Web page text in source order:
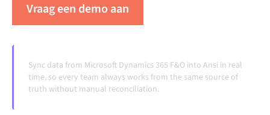
Vraag een demo aan
Sync data from Microsoft Dynamics 365 F&O into Ansi in real
time, so every team always works from the same source of
truth without manual reconciliation.